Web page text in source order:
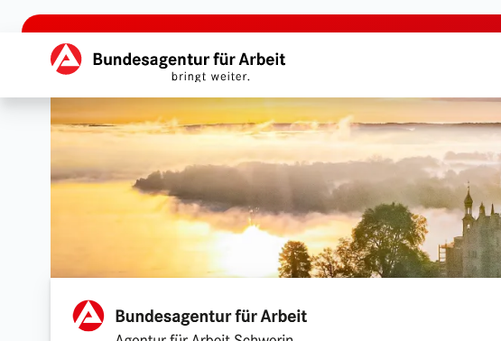
zu den Hauptinhalten springen
Hauptnavigation
Agentur für Arbeit Schwerin